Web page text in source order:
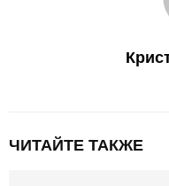
ЧИТАЙТЕ ТАКЖЕ